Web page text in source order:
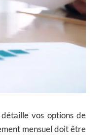
vos options de
mensuel doit être